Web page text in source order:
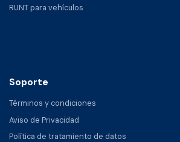
RUNT para vehículos
Soporte
Términos y condiciones
Aviso de Privacidad
Política de tratamiento de datos